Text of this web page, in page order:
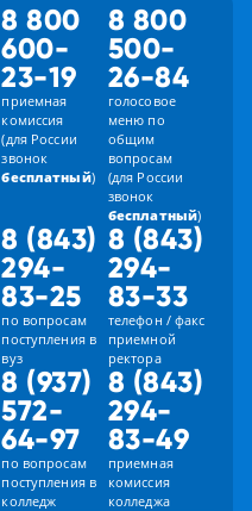
8 800
600-
23-19
приемная
комиссия
(для России
звонок
бесплатный)
8 800
500-
26-84
голосовое
меню по
общим
вопросам
(для России
звонок
бесплатный)
8 (843)
294-
83-25
по вопросам
поступления в
вуз
8 (843)
294-
83-33
телефон / факс
приемной
ректора
8 (937)
572-
64-97
по вопросам
поступления в
колледж
8 (843)
294-
83-49
приемная
комиссия
колледжа